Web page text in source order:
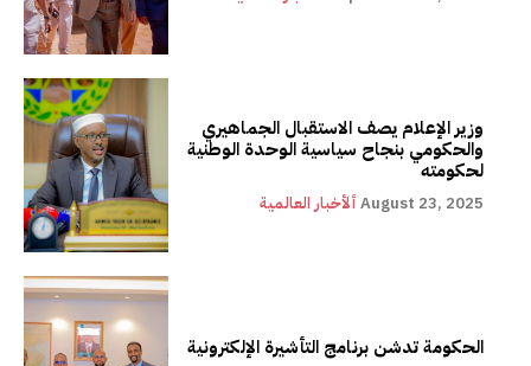
وزير الإعلام يصف الاستقبال الجماهيري
والحكومي بنجاح سياسية الوحدة الوطنية
لحكومته
ألأخبار العالمية August 23, 2025
الحكومة تدشن برنامج التأشيرة الإلكترونية